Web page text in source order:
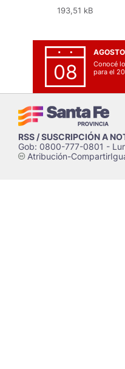
193,51 kB
08
AGOSTO
Conocé
para el
RSS / SUSCRIPCIÓN A
Gob: 0800-777-0801 -
cAtribución-